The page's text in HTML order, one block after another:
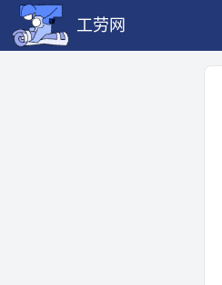
工劳网